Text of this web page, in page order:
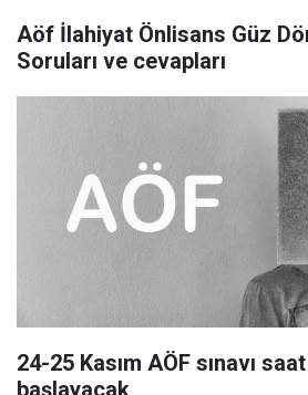
Aöf İlahiyat Önlisans Güz
Soruları ve cevapları
24-25 Kasım AÖF sınavı
başlayacak